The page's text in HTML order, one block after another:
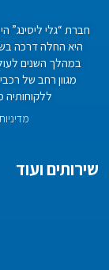
חברת “גלי ליסינג”
במהלך השנים
שירותים ועוד